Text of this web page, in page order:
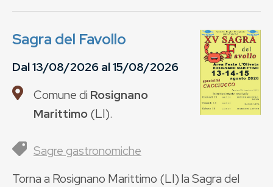
Sagra del Favollo
Dal13/08/2026al15/08/2026
Comune di Rosignano
Marittimo(LI).
Sagre gastronomiche
Torna a Rosignano Marittimo (LI) la Sagra del